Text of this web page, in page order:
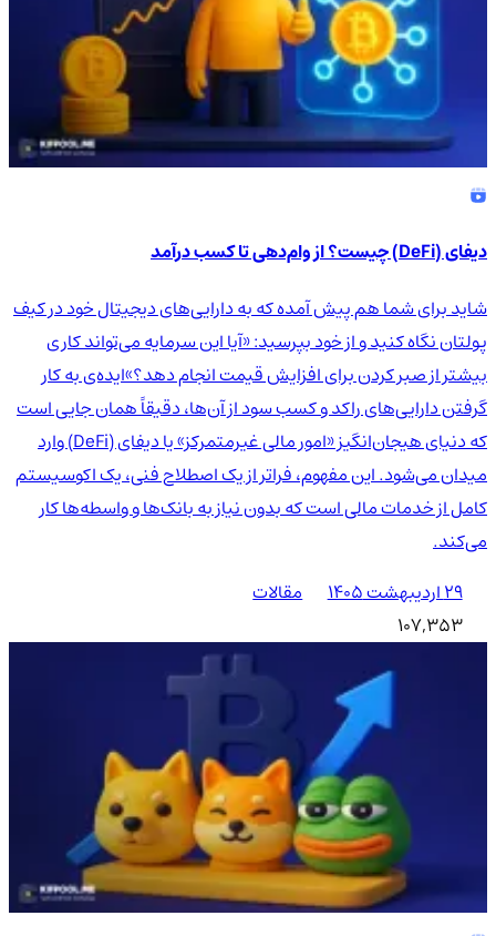
دیفای (DeFi) چیست؟ از وام‌دهی تا کسب درآمد
شاید برای شما هم پیش آمده که به دارایی‌های دیجیتال خود در کیف
پولتان نگاه کنید و از خود بپرسید: «آیا این سرمایه می‌تواند کاری
بیشتر از صبر کردن برای افزایش قیمت انجام دهد؟»ایده‌ی به کار
گرفتن دارایی‌های راکد و کسب سود از آن‌ها، دقیقاً همان جایی است
که دنیای هیجان‌انگیز «امور مالی غیرمتمرکز» یا دیفای (DeFi) وارد
میدان می‌شود. این مفهوم، فراتر از یک اصطلاح فنی، یک اکوسیستم
کامل از خدمات مالی است که بدون نیاز به بانک‌ها و واسطه‌ها کار
می‌کند.
۲۹ اردیبهشت ۱۴۰۵
مقالات
107,353